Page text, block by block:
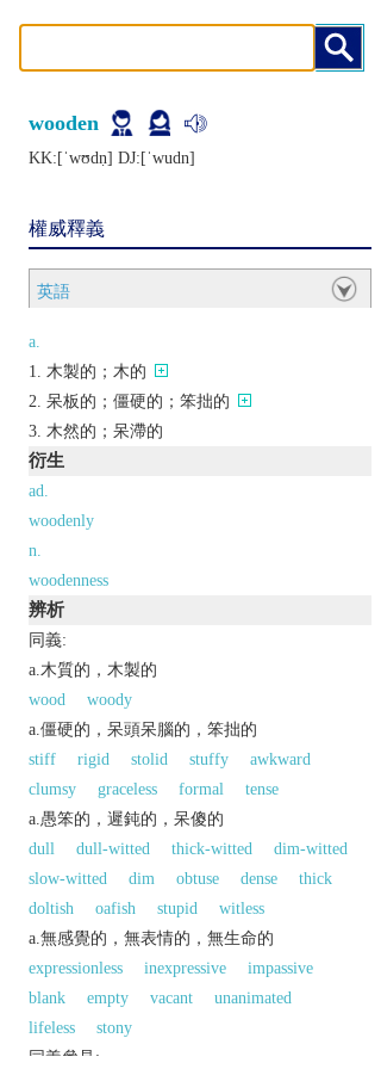
wooden
KK:[ˈwʊdṇ] DJ:[ˈwudn]
權威釋義
英語
a.
木製的；木的
呆板的；僵硬的；笨拙的
木然的；呆滯的
衍生
ad.
woodenly
n.
woodenness
辨析
同義:
a.木質的，木製的
wood
woody
a.僵硬的，呆頭呆腦的，笨拙的
stiff
rigid stolid stuffy
awkward
clumsy
graceless formal
tense
a.愚笨的，遲鈍的，呆傻的
dull
dull-witted thick-witted
dim-witted
slow-witted
dim obtuse dense
thick
doltish
oafish stupid
witless
a.無感覺的，無表情的，無生命的
expressionless
inexpressive
impassive
blank
empty vacant
unanimated
lifeless
stony
同義參見: